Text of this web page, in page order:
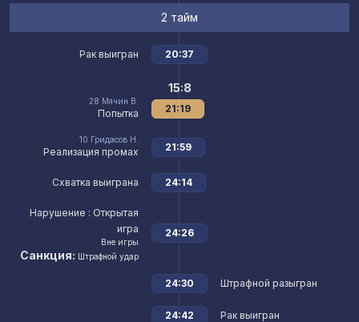
2 тайм
Рак выигран 20:37
28 Мячин В.
Попытка
15:8
21:19
10 Гридасов Н.
Реализация промах 21:59
Схватка выиграна 24:14
Нарушение : Открытая
игра
Вне игры
Санкция: Штрафной удар
24:26
Штрафной разыгран
24:30
Рак выигран
24:42